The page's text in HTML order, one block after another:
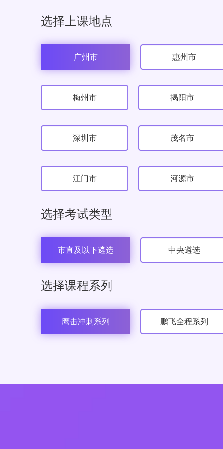
选择上课地点
广州市 惠州市
梅州市 揭阳市
深圳市 茂名市
江门市 河源市
选择考试类型
市直及以下遴选 中央遴选
选择课程系列
鹰击冲刺系列 鹏飞全程系列